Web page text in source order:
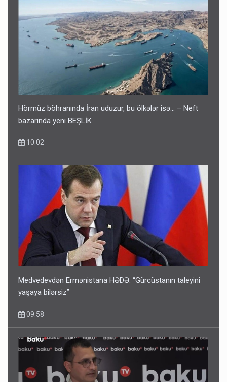
Hörmüz böhranında İran uduzur, bu ölkələr isə... – Neft
bazarında yeni BEŞLİK
10:02
Medvedevdən Ermənistana HƏDƏ: “Gürcüstanın taleyini
yaşaya bilərsiz”
09:58